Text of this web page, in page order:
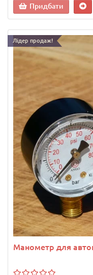
Придбати
Лідер продаж!
Манометр для